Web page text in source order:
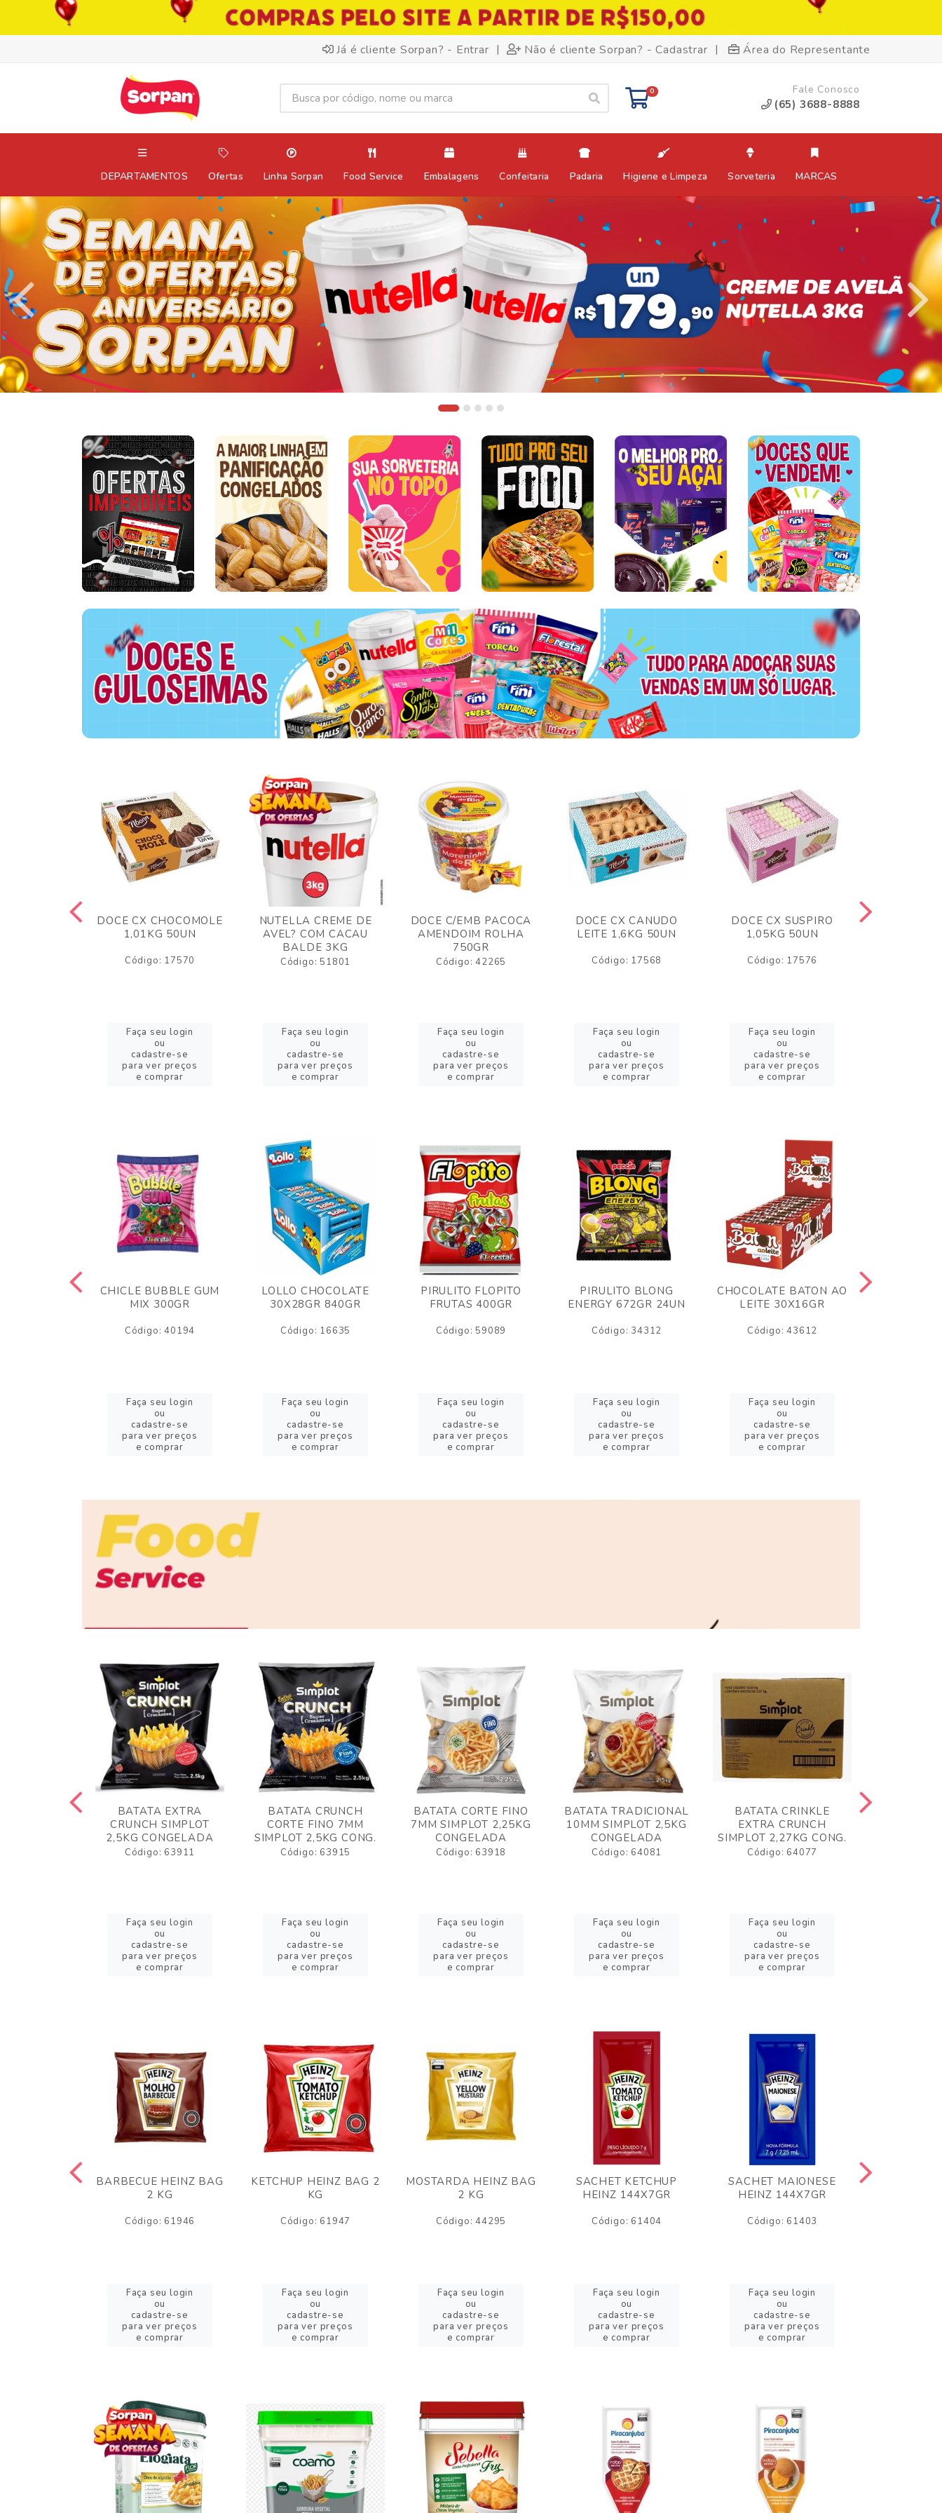
Já é cliente Sorpan? - Entrar | Não é cliente Sorpan? - Cadastrar | Área do Representante
0 Fale Conosco
(65) 3688-8888
DEPARTAMENTOS Ofertas Linha Sorpan Food Service Embalagens Confeitaria Padaria Higiene e Limpeza Sorveteria MARCAS
DOCE CX CHOCOMOLE
1,01KG 50UN
Código: 17570
Faça seu login
ou
cadastre-se
para ver preços
e comprar
NUTELLA CREME DE
AVEL? COM CACAU
BALDE 3KG
Código: 51801
Faça seu login
ou
cadastre-se
para ver preços
e comprar
DOCE C/EMB PACOCA
AMENDOIM ROLHA
750GR
Código: 42265
Faça seu login
ou
cadastre-se
para ver preços
e comprar
DOCE CX CANUDO
LEITE 1,6KG 50UN
Código: 17568
Faça seu login
ou
cadastre-se
para ver preços
e comprar
DOCE CX SUSPIRO
1,05KG 50UN
Código: 17576
Faça seu login
ou
cadastre-se
para ver preços
e comprar
CHICLE BUBBLE GUM
MIX 300GR
Código: 40194
Faça seu login
ou
cadastre-se
para ver preços
e comprar
LOLLO CHOCOLATE
30X28GR 840GR
Código: 16635
Faça seu login
ou
cadastre-se
para ver preços
e comprar
PIRULITO FLOPITO
FRUTAS 400GR
Código: 59089
Faça seu login
ou
cadastre-se
para ver preços
e comprar
PIRULITO BLONG
ENERGY 672GR 24UN
Código: 34312
Faça seu login
ou
cadastre-se
para ver preços
e comprar
CHOCOLATE BATON AO
LEITE 30X16GR
Código: 43612
Faça seu login
ou
cadastre-se
para ver preços
e comprar
BATATA EXTRA
CRUNCH SIMPLOT
2,5KG CONGELADA
Código: 63911
Faça seu login
ou
cadastre-se
para ver preços
e comprar
BATATA CRUNCH
CORTE FINO 7MM
SIMPLOT 2,5KG CONG.
Código: 63915
Faça seu login
ou
cadastre-se
para ver preços
e comprar
BATATA CORTE FINO
7MM SIMPLOT 2,25KG
CONGELADA
Código: 63918
Faça seu login
ou
cadastre-se
para ver preços
e comprar
BATATA TRADICIONAL
10MM SIMPLOT 2,5KG
CONGELADA
Código: 64081
Faça seu login
ou
cadastre-se
para ver preços
e comprar
BATATA CRINKLE
EXTRA CRUNCH
SIMPLOT 2,27KG CONG.
Código: 64077
Faça seu login
ou
cadastre-se
para ver preços
e comprar
BARBECUE HEINZ BAG
2 KG
Código: 61946
Faça seu login
ou
cadastre-se
para ver preços
e comprar
KETCHUP HEINZ BAG 2
KG
Código: 61947
Faça seu login
ou
cadastre-se
para ver preços
e comprar
MOSTARDA HEINZ BAG
2 KG
Código: 44295
Faça seu login
ou
cadastre-se
para ver preços
e comprar
SACHET KETCHUP
HEINZ 144X7GR
Código: 61404
Faça seu login
ou
cadastre-se
para ver preços
e comprar
SACHET MAIONESE
HEINZ 144X7GR
Código: 61403
Faça seu login
ou
cadastre-se
para ver preços
e comprar